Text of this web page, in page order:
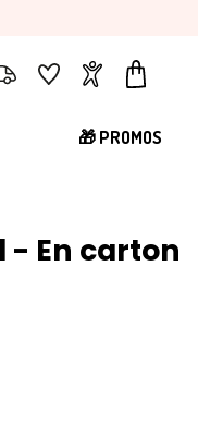
FavorisComptePanier
🎁 PROMOS
- En carton